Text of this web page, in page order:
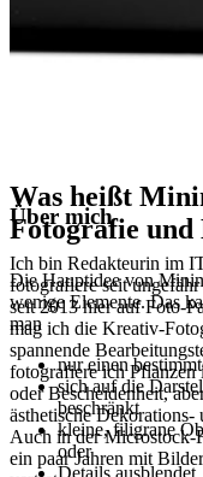
Was heißt
Fotografie und
Die Hauptidee von
wenige Elemente. Das
man
nur einen
sich auf die
beschränkt
kleine, filigrane
oder
Details ausblendet
Über mich
Ich bin Redakteurin im
fotografiere seit
seit 2013 hier auf Foto-
mag ich die Kreativ-
spannende
fotografiere ich Pflanzen
oder Bescheidenheit,
ästhetische Dekorations-
Auch in der Microstock-
ein paar Jahren mit